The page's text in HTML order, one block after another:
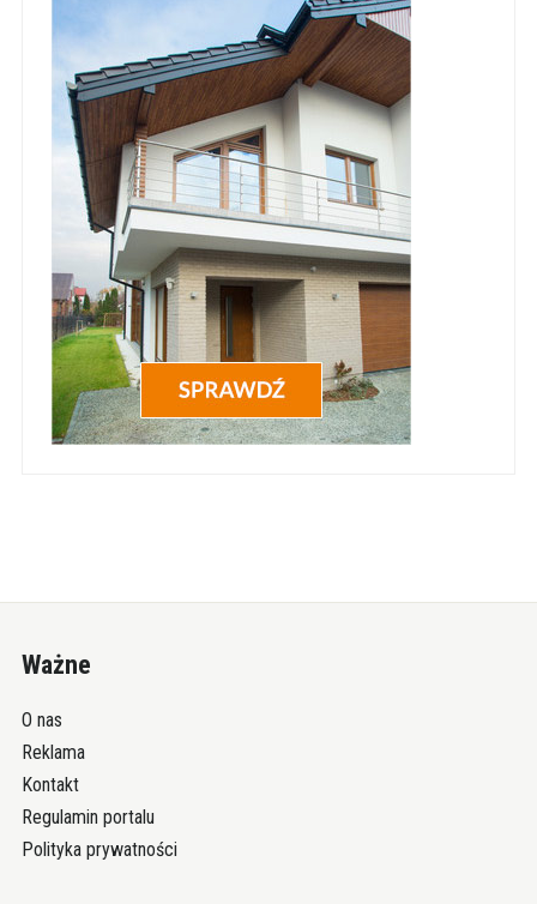
Ważne
O nas
Reklama
Kontakt
Regulamin portalu
Polityka prywatności